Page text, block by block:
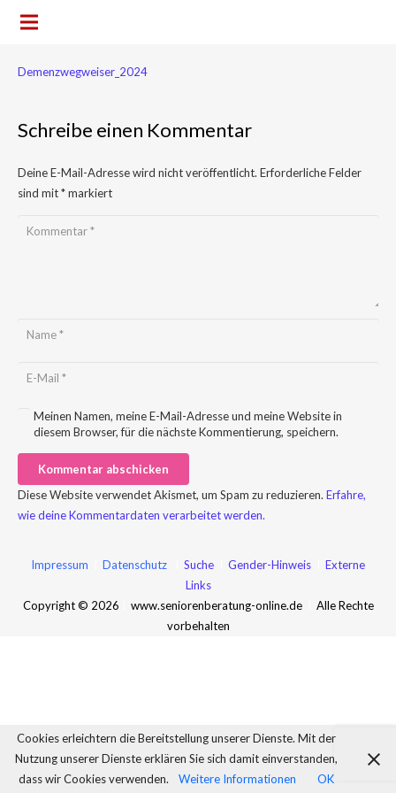
Demenzwegweiser_2024
Schreibe einen Kommentar
Deine E-Mail-Adresse wird nicht veröffentlicht. Erforderliche Felder
sind mit*markiert
Meinen Namen, meine E-Mail-Adresse und meine Website in
diesem Browser, für die nächste Kommentierung, speichern.
Kommentar abschicken
Diese Website verwendet Akismet, um Spam zu reduzieren. Erfahre,
wie deine Kommentardaten verarbeitet werden.
Impressum Datenschutz Suche Gender-Hinweis
Externe
Links
Copyright © 2026
www.seniorenberatung-online.de
Alle Rechte
vorbehalten
Cookies erleichtern die Bereitstellung unserer Dienste. Mit der
Nutzung unserer Dienste erklären Sie sich damit einverstanden,
dass wir Cookies verwenden.
Weitere Informationen OK